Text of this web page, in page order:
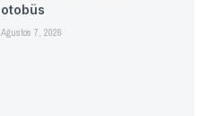
otobüs
Ağustos 7, 2026